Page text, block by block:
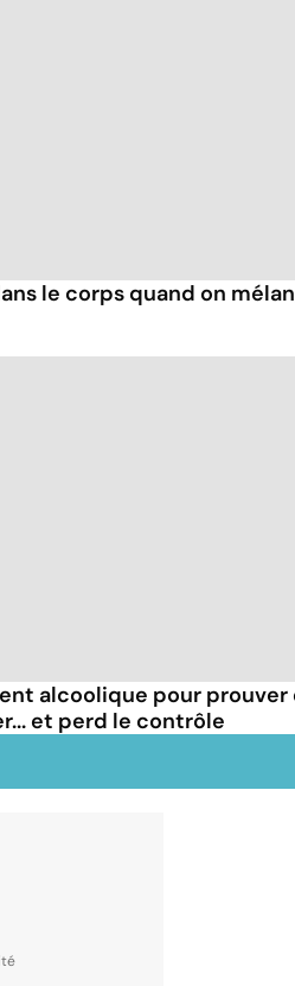
le corps quand on
alcoolique pour prouver
et perd le contrôle